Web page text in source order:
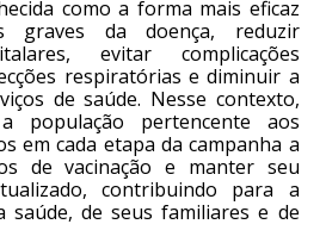
como a forma mais eficaz
graves da doença, reduzir
evitar complicações
respiratórias e diminuir a
de saúde. Nesse contexto,
população pertencente aos
em cada etapa da campanha a
de vacinação e manter seu
contribuindo para a
saúde, de seus familiares e de